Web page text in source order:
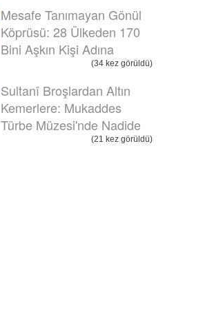
Mesafe Tanımayan Gönül
Köprüsü: 28 Ülkeden 170
Bini Aşkın Kişi Adına
(34 kez görüldü)
Sultanî Broşlardan Altın
Kemerlere: Mukaddes
Türbe Müzesi'nde Nadide
(21 kez görüldü)